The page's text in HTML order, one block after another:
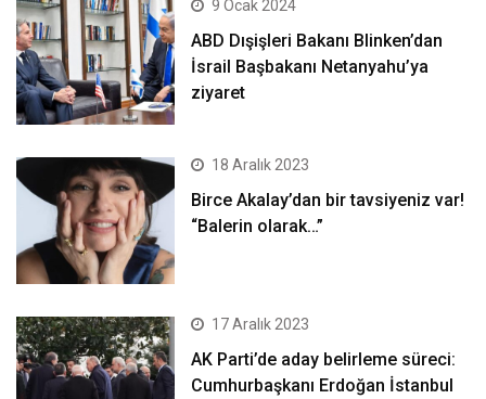
9 Ocak 2024
ABD Dışişleri Bakanı Blinken’dan
İsrail Başbakanı Netanyahu’ya
ziyaret
18 Aralık 2023
Birce Akalay’dan bir tavsiyeniz var!
“Balerin olarak…”
17 Aralık 2023
AK Parti’de aday belirleme süreci:
Cumhurbaşkanı Erdoğan İstanbul